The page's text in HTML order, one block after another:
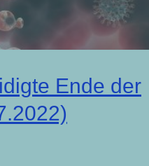
Ende der